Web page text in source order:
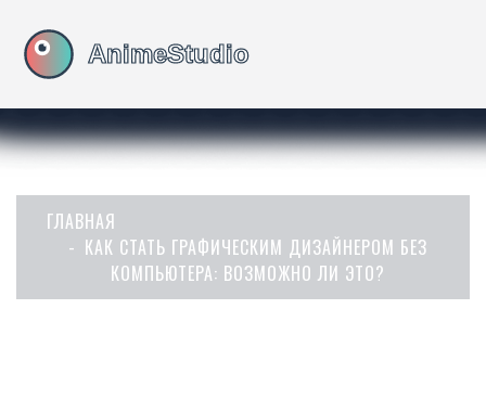
ГЛАВНАЯ
КАК СТАТЬ ГРАФИЧЕСКИМ ДИЗАЙНЕРОМ БЕЗ
КОМПЬЮТЕРА: ВОЗМОЖНО ЛИ ЭТО?